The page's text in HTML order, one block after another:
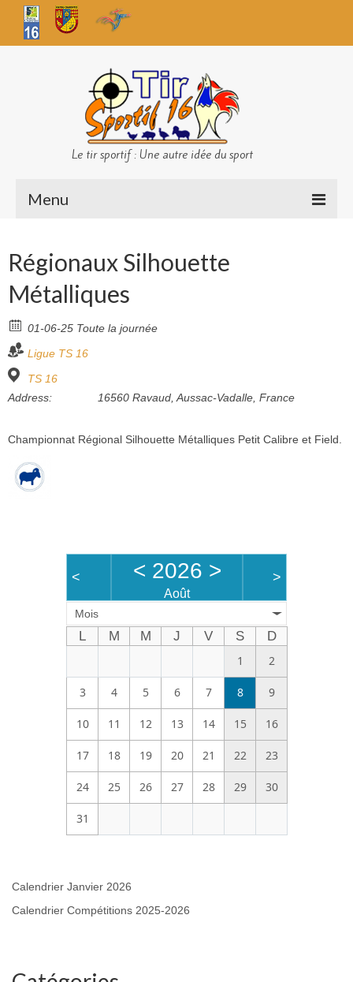
Le tir sportif : Une autre idée du sport
Menu
Sécurité
Challenges TS 16
Bilan des championnats
Bénévoles
Vidéos
Boutique
Régionaux Silhouette
Métalliques
01-06-25 Toute la journée
Ligue TS 16
TS 16
Address:
16560 Ravaud, Aussac-Vadalle, France
Championnat Régional Silhouette Métalliques Petit Calibre et Field.
< < 2026 >
Août
>
Mois
L M M J V S
D
1
2
3 4 5 6 7 8 9
10 11 12 13 14 15 16
17 18 19 20 21 22 23
24 25 26 27 28 29 30
31
Calendrier Janvier 2026
Calendrier Compétitions 2025-2026